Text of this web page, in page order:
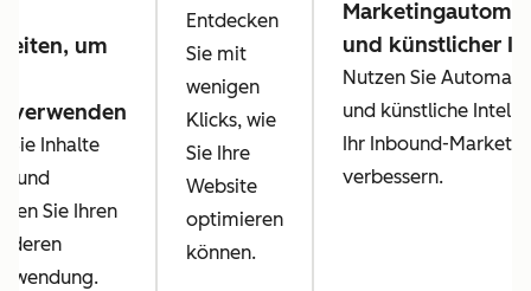
um
Sie Inhalte
und
Sie Ihren
deren
Entdecken
Sie mit
wenigen
Klicks, wie
Sie Ihre
Website
optimieren
können.
und künstlicher
Nutzen Sie
und künstliche
Ihr Inbound-
verbessern.